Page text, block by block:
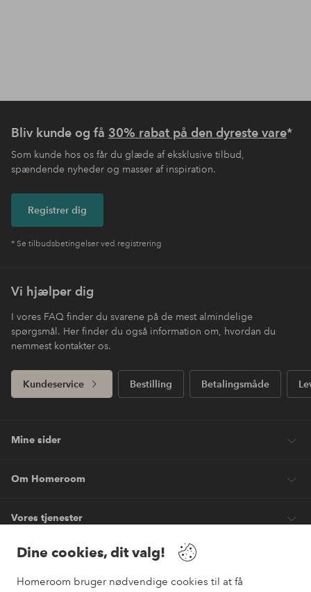
Dine cookies, dit valg!
Homeroom bruger nødvendige cookies til at få
Bliv kunde og få 30% rabat på den dyreste vare*
Som kunde hos os får du glæde af eksklusive tilbud,
spændende nyheder og masser af inspiration.
Registrer dig
* Se tilbudsbetingelser ved registrering
Vi hjælper dig
I vores FAQ finder du svarene på de mest almindelige
spørgsmål. Her finder du også information om, hvordan du
nemmest kontakter os.
Kundeservice Bestilling Betalingsmåde
Mine sider
Om Homeroom
Vores tjenester
Vilkår